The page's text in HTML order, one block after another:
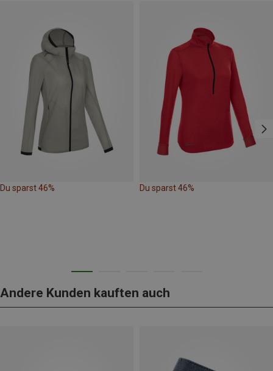
Du sparst 46% Du sparst 46%
Andere Kunden kauften auch